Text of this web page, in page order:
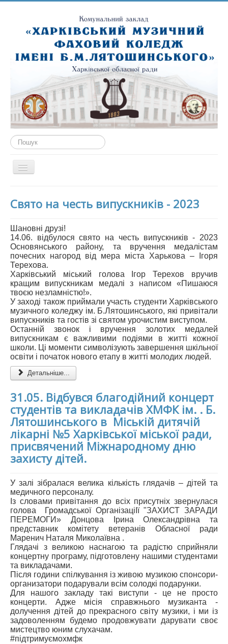
Пошук...
Перемикач
ПРО НАС
ПУБЛІЧНА ІНФОРМАЦІЯ
АБІТУРІЄНТУ
СТУДЕНТУ
КАБІНЕТ МЕТОДИСТА
НАВЧАЛЬНО-ВИХОВНА РОБОТА
МИСТЕЦЬКІ ПРОЄКТИ
БІБЛІОТЕКА, ФОНОТЕКА
МИСТЕЦЬКА ШКОЛА ПРИ ХМФК
Свято на честь випускників - 2023
Шановні друзі!
14.06. відбулося свято на честь випускників - 2023
Основянського району, та вручення медалістам
почесних нагород від мера міста Харькова – Ігоря
Терехова.
Харківський міський голова Ігор Терехов вручив
кращим випускникам медалі з написом «Пишаюся
твоєю незламністю!».
У заході також приймали участь студенти Харківського
музичного коледжу ім. Б.Лятошинського, які привітали
випускників та гостів зі святом урочистим виступом.
Останній звонок і вручення золотих медалей
випускникам є важливими подіями в житті кожної
школи. Ці моменти символізують завершення шкільної
освіти і початок нового етапу в житті молодих людей.
Детальніше...
31.05. Відбувся благодійний концерт
студентів та викладачів ХМФК ім. . Б.
Лятошинського в Міській дитячій
лікарні №5 Харківської міської ради,
присвячений Міжнародному дню
захисту дітей.
У залі зібралася велика кількість глядачів – дітей та
медичного персоналу.
Із словами привітання до всіх присутніх звернулася
голова Громадської ОрганізаціІї "ЗАХИСТ ЗАРАДИ
ПЕРЕМОГИ» Донцова Ірина Олександрівна та
представник комітету ветеранів Обласної ради
Маренич Наталя Миколаївна .
Глядачі з великою наснагою та радістю сприйняли
концертну програму, підготовлену нашими студентами
та викладачами.
Після години спілкування із живою музикою спонсори-
организатори подарували всім солодкі подарунки.
Для нашого закладу такі виступи - це не просто
концерти. Адже місія справжнього музиканта -
долучення дітей до прекрасного світу музики, і ми із
задоволенням будемо продовжувати дарувати своє
мистецтво юним слухачам.
#підтримуємохмфк